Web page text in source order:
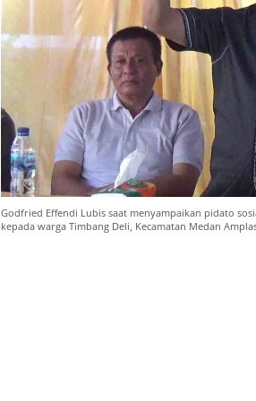
Godfried Effendi Lubis saat menyampaikan pidato
kepada warga Timbang Deli, Kecamatan Medan